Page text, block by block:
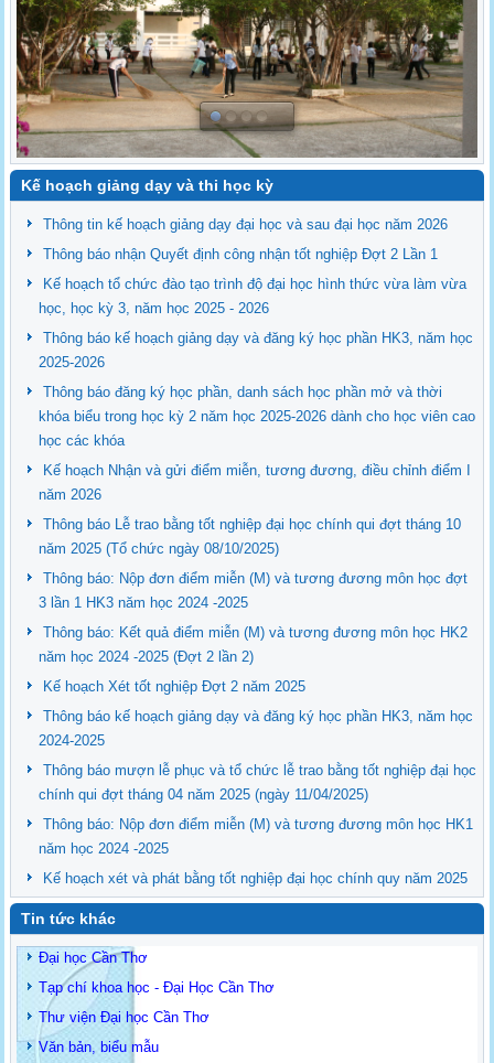
Kế hoạch giảng dạy và thi học kỳ
Thông tin kế hoạch giảng dạy đại học và sau đại học năm 2026
Thông báo nhận Quyết định công nhận tốt nghiệp Đợt 2 Lần 1
Kế hoạch tổ chức đào tạo trình độ đại học hình thức vừa làm vừa
học, học kỳ 3, năm học 2025 - 2026
Thông báo kế hoạch giảng dạy và đăng ký học phần HK3, năm học
2025-2026
Thông báo đăng ký học phần, danh sách học phần mở và thời
khóa biểu trong học kỳ 2 năm học 2025-2026 dành cho học viên cao
học các khóa
Kế hoạch Nhận và gửi điểm miễn, tương đương, điều chỉnh điểm I
năm 2026
Thông báo Lễ trao bằng tốt nghiệp đại học chính qui đợt tháng 10
năm 2025 (Tổ chức ngày 08/10/2025)
Thông báo: Nộp đơn điểm miễn (M) và tương đương môn học đợt
3 lần 1 HK3 năm học 2024 -2025
Thông báo: Kết quả điểm miễn (M) và tương đương môn học HK2
năm học 2024 -2025 (Đợt 2 lần 2)
Kế hoạch Xét tốt nghiệp Đợt 2 năm 2025
Thông báo kế hoạch giảng dạy và đăng ký học phần HK3, năm học
2024-2025
Thông báo mượn lễ phục và tổ chức lễ trao bằng tốt nghiệp đại học
chính qui đợt tháng 04 năm 2025 (ngày 11/04/2025)
Thông báo: Nộp đơn điểm miễn (M) và tương đương môn học HK1
năm học 2024 -2025
Kế hoạch xét và phát bằng tốt nghiệp đại học chính quy năm 2025
Tin tức khác
Đại học Cần Thơ
Tạp chí khoa học - Đại Học Cần Thơ
Thư viện Đại học Cần Thơ
Văn bản, biểu mẫu